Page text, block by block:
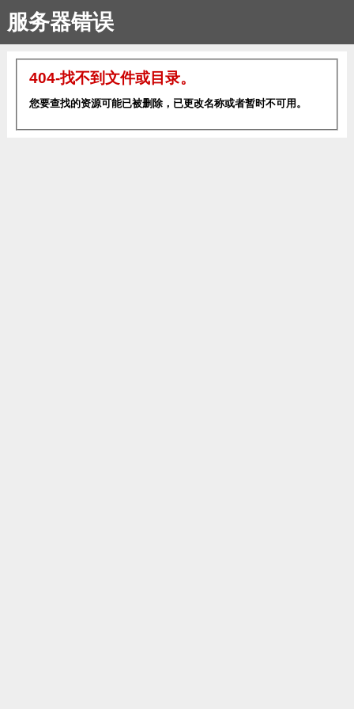
服务器错误
404-找不到文件或目录。
您要查找的资源可能已被删除，已更改名称或者暂时不可用。